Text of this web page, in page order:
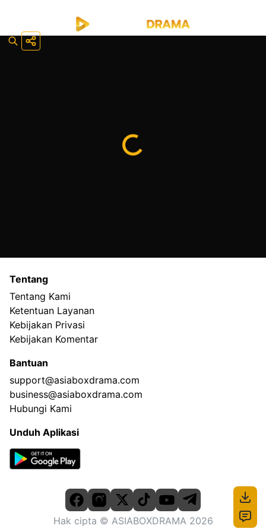
Tentang
Tentang Kami
Ketentuan Layanan
Kebijakan Privasi
Kebijakan Komentar
Bantuan
support@asiaboxdrama.com
business@asiaboxdrama.com
Hubungi Kami
Unduh Aplikasi
Hak cipta © ASIABOXDRAMA 2026